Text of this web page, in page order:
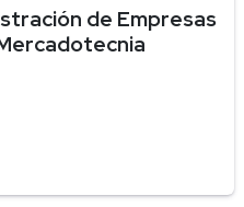
de Empresas